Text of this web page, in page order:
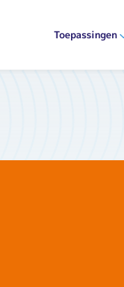
Toepassingen